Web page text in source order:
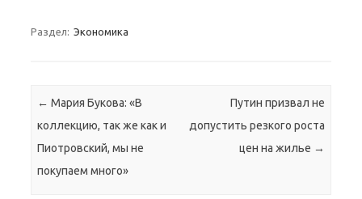
Раздел: Экономика
Навигация по записям
← Мария Букова: «В
коллекцию, так же как и
Пиотровский, мы не
покупаем много»
Путин призвал не
допустить резкого роста
цен на жилье →